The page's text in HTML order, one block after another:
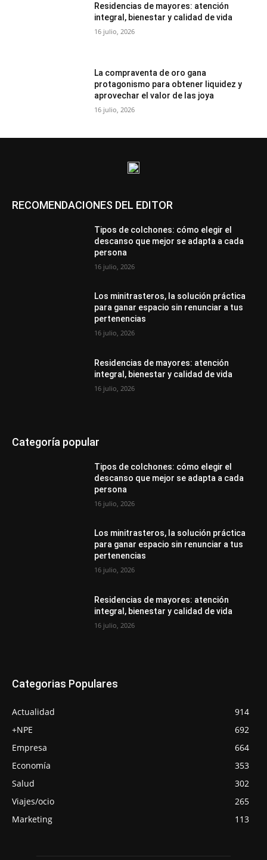
Residencias de mayores: atención
integral, bienestar y calidad de vida
16 julio, 2026
La compraventa de oro gana
protagonismo para obtener liquidez y
aprovechar el valor de las joya
16 julio, 2026
RECOMENDACIONES DEL EDITOR
Tipos de colchones: cómo elegir el
descanso que mejor se adapta a cada
persona
16 julio, 2026
Los minitrasteros, la solución práctica
para ganar espacio sin renunciar a tus
pertenencias
16 julio, 2026
Residencias de mayores: atención
integral, bienestar y calidad de vida
16 julio, 2026
Categoría popular
Tipos de colchones: cómo elegir el
descanso que mejor se adapta a cada
persona
16 julio, 2026
Los minitrasteros, la solución práctica
para ganar espacio sin renunciar a tus
pertenencias
16 julio, 2026
Residencias de mayores: atención
integral, bienestar y calidad de vida
16 julio, 2026
Categorias Populares
Actualidad
914
+NPE
692
Empresa
664
Economía
353
Salud
302
Viajes/ocio
265
Marketing
113